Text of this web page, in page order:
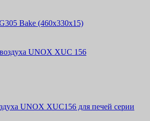
Bake (460x330x15)
UNOX XUC156 для печей серии